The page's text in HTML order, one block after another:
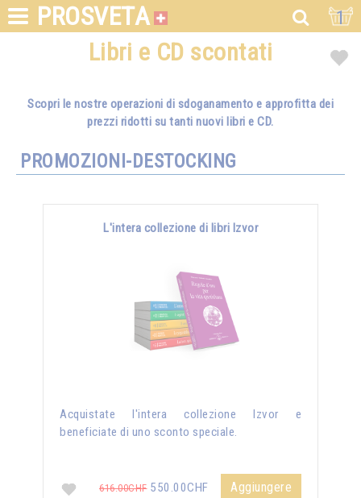
PROSVETA 1
Libri e CD scontati
Scopri le nostre operazioni di sdoganamento e approfitta dei
prezzi ridotti su tanti nuovi libri e CD.
PROMOZIONI-DESTOCKING
L'intera collezione di libri Izvor
Acquistate l'intera collezione Izvor e
beneficiate di uno sconto speciale.
616.00CHF550.00CHF Aggiungere